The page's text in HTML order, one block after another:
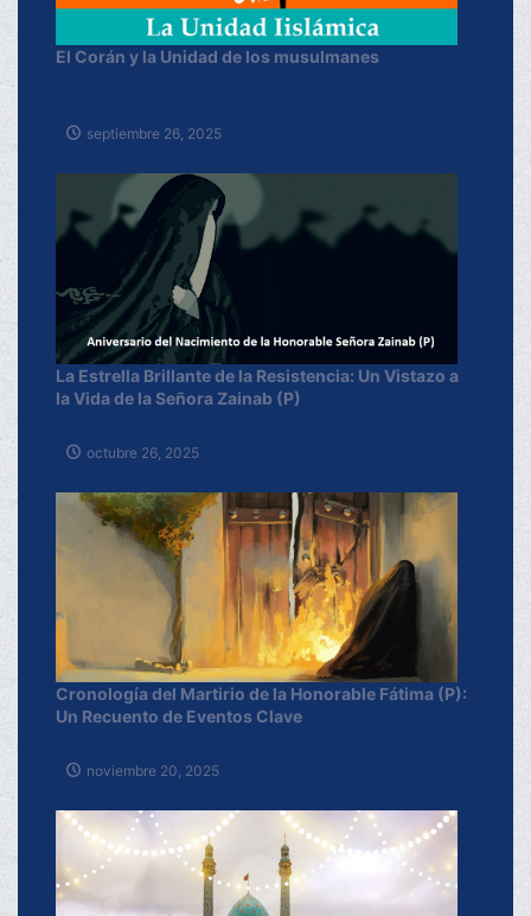
El Corán y la Unidad de los musulmanes
septiembre 26, 2025
La Estrella Brillante de la Resistencia: Un Vistazo a
la Vida de la Señora Zainab (P)
octubre 26, 2025
Cronología del Martirio de la Honorable Fátima (P):
Un Recuento de Eventos Clave
noviembre 20, 2025